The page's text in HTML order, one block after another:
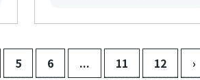
5 6 ... 11 12 ›